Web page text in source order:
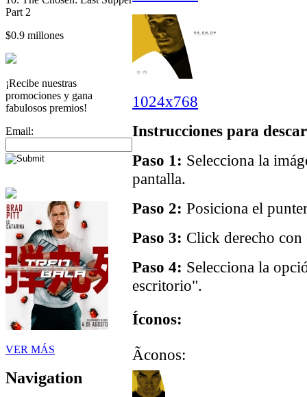
Part 2
$0.9 millones
¡Recibe nuestras
promociones y gana
fabulosos premios!
Email:
VER MÁS
Navigation
1024x768
Instrucciones para
Paso 1: Selecciona la
pantalla.
Paso 2: Posiciona el
Paso 3: Click derecho con
Paso 4: Selecciona la
escritorio".
Íconos:
Ãconos: